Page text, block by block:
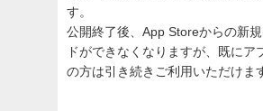
す。
公開終了後、App Storeからの新
ドができなくなりますが、既にア
の方は引き続きご利用いただけま